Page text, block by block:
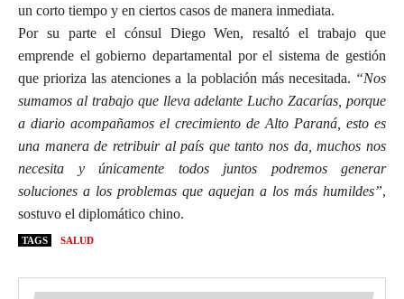
un corto tiempo y en ciertos casos de manera inmediata.
Por su parte el cónsul Diego Wen, resaltó el trabajo que
emprende el gobierno departamental por el sistema de gestión
que prioriza las atenciones a la población más necesitada. “Nos
sumamos al trabajo que lleva adelante Lucho Zacarías, porque
a diario acompañamos el crecimiento de Alto Paraná, esto es
una manera de retribuir al país que tanto nos da, muchos nos
necesita y únicamente todos juntos podremos generar
soluciones a los problemas que aquejan a los más humildes”,
sostuvo el diplomático chino.
TAGS SALUD